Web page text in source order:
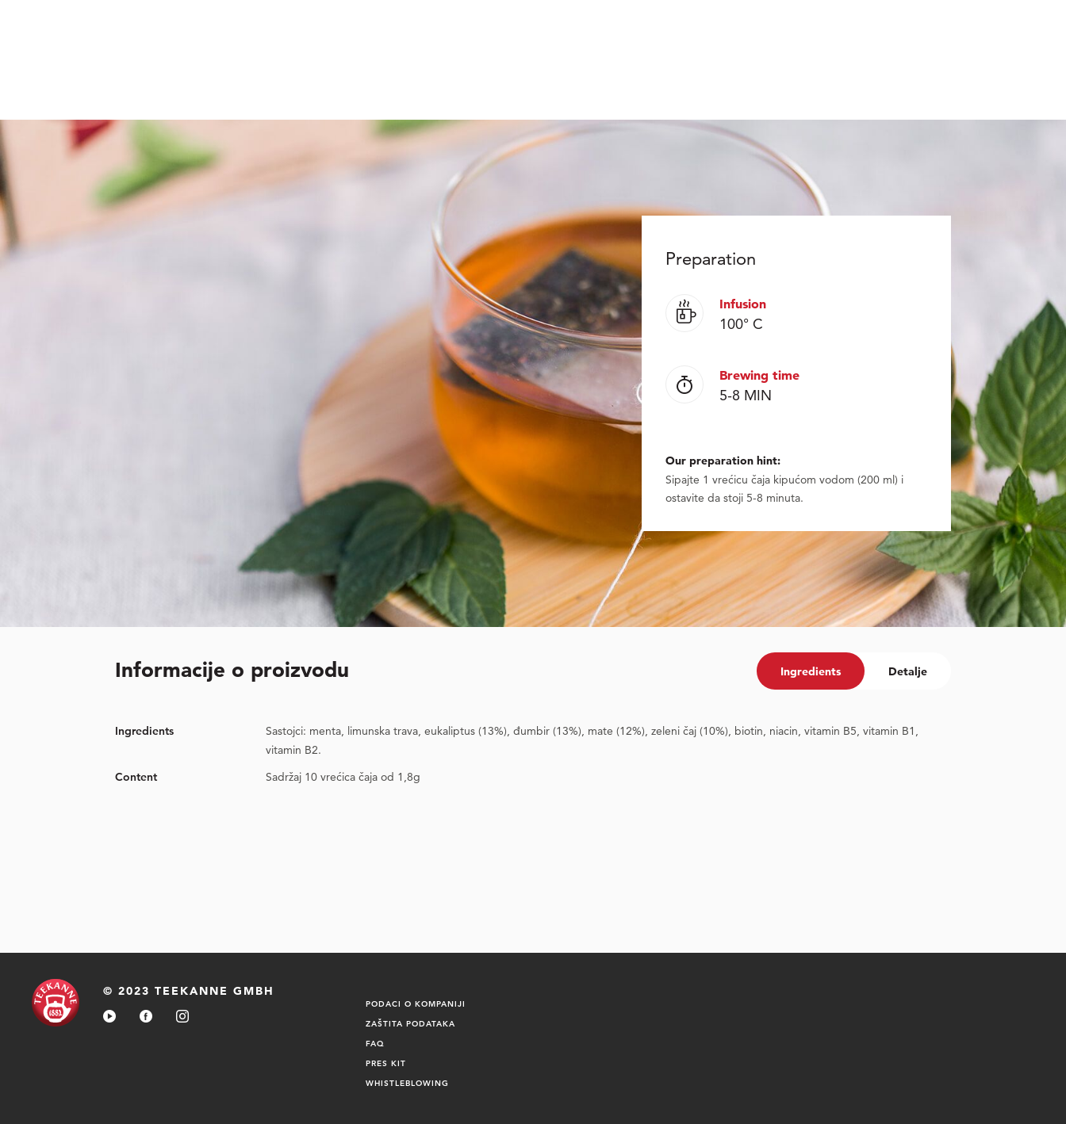
Preparation
Infusion
100° C
Brewing time
5-8 MIN
Our preparation hint:
Sipajte 1 vrećicu čaja kipućom vodom (200 ml) i
ostavite da stoji 5-8 minuta.
Informacije o proizvodu Ingredients Detalje
Ingredients
Sastojci: menta, limunska trava, eukaliptus (13%), đumbir (13%), mate (12%), zeleni čaj (10%), biotin, niacin, vitamin B5, vitamin B1,
vitamin B2.
Content
Sadržaj 10 vrećica čaja od 1,8g
© 2023 TEEKANNE GMBH
PODACI O KOMPANIJI
ZAŠTITA PODATAKA
FAQ
PRES KIT
WHISTLEBLOWING